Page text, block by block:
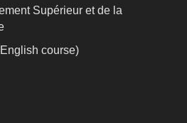
Supérieur et de la
course)